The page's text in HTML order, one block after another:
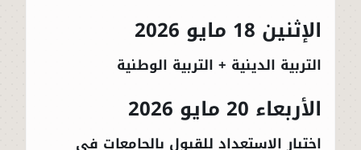
الإثنين 18 مايو 2026
التربية الدينية + التربية الوطنية
الأربعاء 20 مايو 2026
اختبار الاستعداد للقبول بالجامعات في